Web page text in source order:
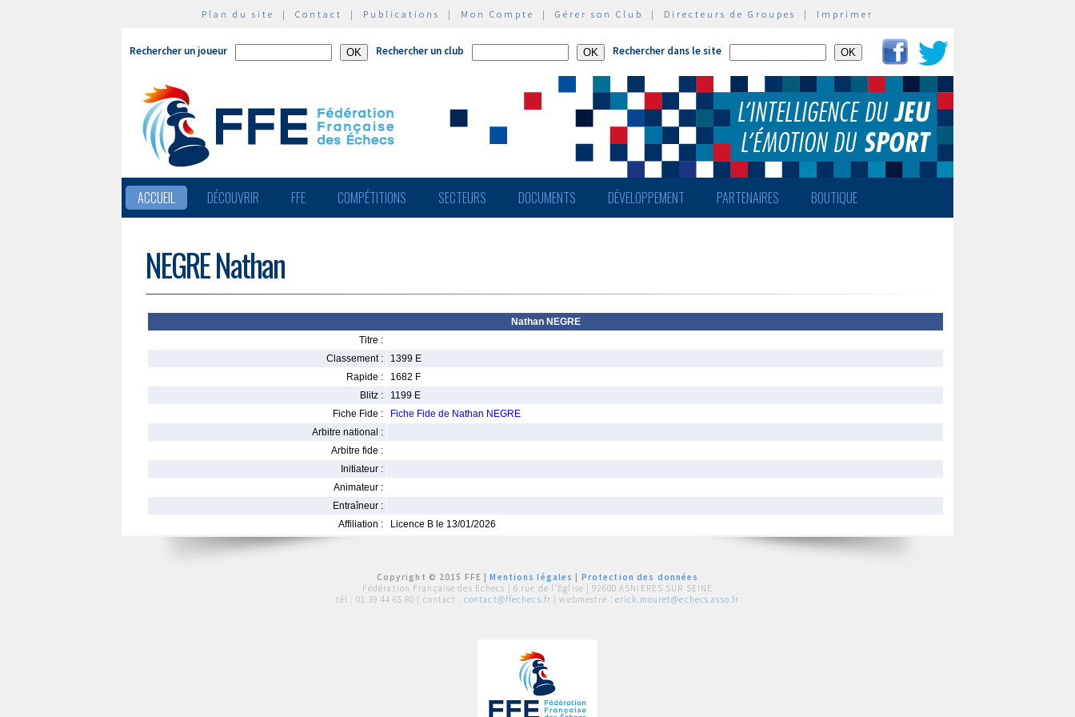
Plan du site | Contact | Publications | Mon Compte | Gérer son Club | Directeurs de Groupes | Imprimer
Rechercher un joueur Rechercher un club Rechercher dans le site
ACCUEIL DÉCOUVRIR FFE COMPÉTITIONS SECTEURS DOCUMENTS DÉVELOPPEMENT PARTENAIRES BOUTIQUE
NEGRE Nathan
Nathan NEGRE
Titre :
Classement :
1399 E
Rapide :
1682 F
Blitz :
1199 E
Fiche Fide :
Fiche Fide de Nathan NEGRE
Arbitre national :
Arbitre fide :
Initiateur :
Animateur :
Entraîneur :
Affiliation :
Licence B le 13/01/2026
Copyright © 2015 FFE |Mentions légales
Protection des données
Fédération Française des Echecs | 6 rue de l'Eglise | 92600 ASNIERES SUR SEINE
tél : 01 39 44 65 80 | contact : contact@ffechecs.fr | webmestre : erick.mouret@echecs.asso.fr